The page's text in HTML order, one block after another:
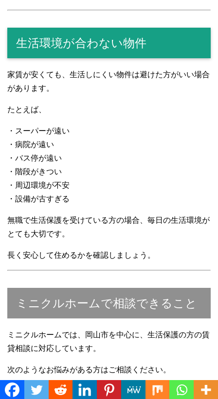
生活環境が合わない物件
家賃が安くても、生活しにくい物件は避けた方がいい場合
があります。
たとえば、
・スーパーが遠い
・病院が遠い
・バス停が遠い
・階段がきつい
・周辺環境が不安
・設備が古すぎる
無職で生活保護を受けている方の場合、毎日の生活環境が
とても大切です。
長く安心して住めるかを確認しましょう。
ミニクルホームで相談できること
ミニクルホームでは、岡山市を中心に、生活保護の方の賃
貸相談に対応しています。
次のようなお悩みがある方はご相談ください。
・生活保護で無職だけど賃貸を借りたい Translate »